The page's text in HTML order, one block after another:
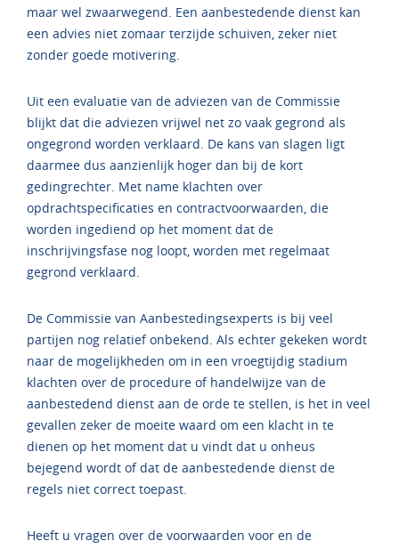
maar wel zwaarwegend. Een aanbestedende dienst kan
een advies niet zomaar terzijde schuiven, zeker niet
zonder goede motivering.
Uit een evaluatie van de adviezen van de Commissie
blijkt dat die adviezen vrijwel net zo vaak gegrond als
ongegrond worden verklaard. De kans van slagen ligt
daarmee dus aanzienlijk hoger dan bij de kort
gedingrechter. Met name klachten over
opdrachtspecificaties en contractvoorwaarden, die
worden ingediend op het moment dat de
inschrijvingsfase nog loopt, worden met regelmaat
gegrond verklaard.
De Commissie van Aanbestedingsexperts is bij veel
partijen nog relatief onbekend. Als echter gekeken wordt
naar de mogelijkheden om in een vroegtijdig stadium
klachten over de procedure of handelwijze van de
aanbestedend dienst aan de orde te stellen, is het in veel
gevallen zeker de moeite waard om een klacht in te
dienen op het moment dat u vindt dat u onheus
bejegend wordt of dat de aanbestedende dienst de
regels niet correct toepast.
Heeft u vragen over de voorwaarden voor en de